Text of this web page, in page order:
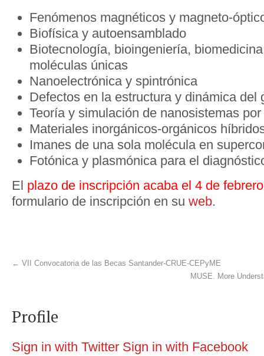
Fenómenos magnéticos y magneto-
Biofísica y autoensamblado
Biotecnología, bioingeniería,
moléculas únicas
Nanoelectrónica y spintrónica
Defectos en la estructura y dinámica del
Teoría y simulación de nanosistemas
Materiales inorgánicos-orgánicos
Imanes de una sola molécula en
Fotónica y plasmónica para el
El plazo de inscripción acaba el 4 de febrero
formulario de inscripción en su web.
← VII Convocatoria de las Becas Santander-CRUE-CEPyME
MUSE. More
Profile
Sign in with Twitter Sign in with Facebook